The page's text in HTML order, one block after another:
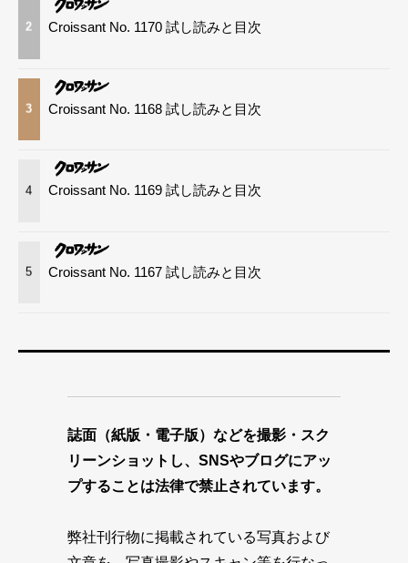
2 Croissant No. 1170 試し読みと目次
3 Croissant No. 1168 試し読みと目次
4 Croissant No. 1169 試し読みと目次
5 Croissant No. 1167 試し読みと目次
誌面（紙版・電子版）などを撮影・スク
リーンショットし、SNSやブログにアッ
プすることは法律で禁止されています。
弊社刊行物に掲載されている写真および